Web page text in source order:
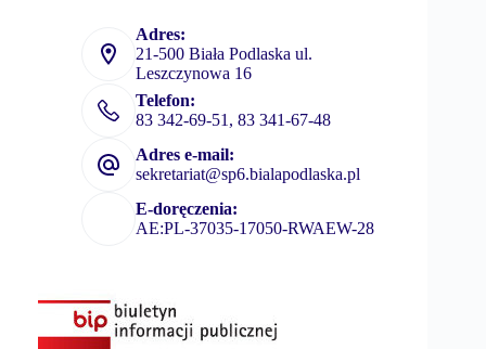
Adres:
21-500 Biała Podlaska ul.
Leszczynowa 16
Telefon:
83 342-69-51, 83 341-67-48
Adres e-mail:
sekretariat@sp6.bialapodlaska.pl
E-doręczenia:
AE:PL-37035-17050-RWAEW-28